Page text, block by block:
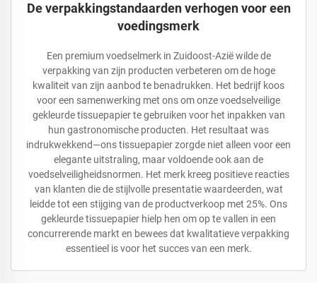
De verpakkingstandaarden verhogen voor een
voedingsmerk
Een premium voedselmerk in Zuidoost-Azië wilde de
verpakking van zijn producten verbeteren om de hoge
kwaliteit van zijn aanbod te benadrukken. Het bedrijf koos
voor een samenwerking met ons om onze voedselveilige
gekleurde tissuepapier te gebruiken voor het inpakken van
hun gastronomische producten. Het resultaat was
indrukwekkend—ons tissuepapier zorgde niet alleen voor een
elegante uitstraling, maar voldoende ook aan de
voedselveiligheidsnormen. Het merk kreeg positieve reacties
van klanten die de stijlvolle presentatie waardeerden, wat
leidde tot een stijging van de productverkoop met 25%. Ons
gekleurde tissuepapier hielp hen om op te vallen in een
concurrerende markt en bewees dat kwalitatieve verpakking
essentieel is voor het succes van een merk.